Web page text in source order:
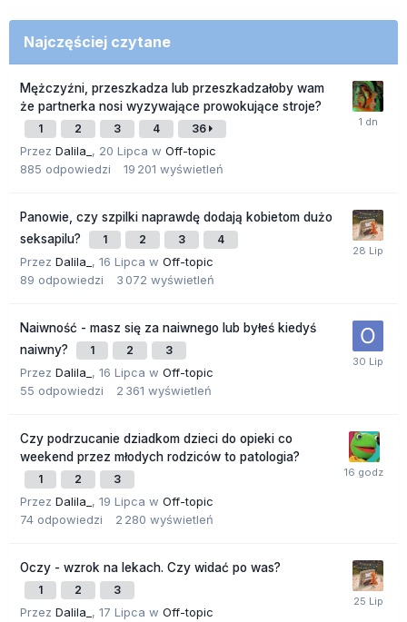
Najczęściej czytane
Mężczyźni, przeszkadza lub przeszkadzałoby wam
że partnerka nosi wyzywające prowokujące stroje?
1 2 3 4 36
Przez Dalila_ , 20 Lipca w Off-topic
885 odpowiedzi 19 201 wyświetleń
Panowie, czy szpilki naprawdę dodają kobietom dużo
seksapilu?
1 2 3 4
Przez Dalila_ , 16 Lipca w Off-topic
89 odpowiedzi 3 072 wyświetleń
Naiwność - masz się za naiwnego lub byłeś kiedyś
naiwny?
1 2 3
Przez Dalila_ , 16 Lipca w Off-topic
55 odpowiedzi 2 361 wyświetleń
Czy podrzucanie dziadkom dzieci do opieki co
weekend przez młodych rodziców to patologia?
1 2 3
Przez Dalila_ , 19 Lipca w Off-topic
74 odpowiedzi 2 280 wyświetleń
Oczy - wzrok na lekach. Czy widać po was?
1 2 3
Przez Dalila_ , 17 Lipca w Off-topic